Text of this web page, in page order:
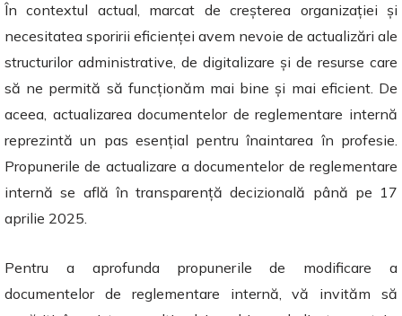
În contextul actual, marcat de creșterea organizației și
necesitatea sporirii eficienței avem nevoie de actualizări ale
structurilor administrative, de digitalizare și de resurse care
să ne permită să funcționăm mai bine și mai eficient. De
aceea, actualizarea documentelor de reglementare internă
reprezintă un pas esențial pentru înaintarea în profesie.
Propunerile de actualizare a documentelor de reglementare
internă se află în transparență decizională până pe 17
aprilie 2025.
Pentru a aprofunda propunerile de modificare a
documentelor de reglementare internă, vă invităm să